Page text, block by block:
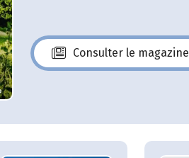
Consulter le magazine
N°140